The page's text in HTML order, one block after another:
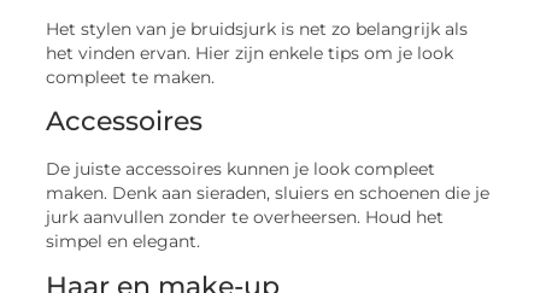
Het stylen van je bruidsjurk is net zo belangrijk als
het vinden ervan. Hier zijn enkele tips om je look
compleet te maken.
Accessoires
De juiste accessoires kunnen je look compleet
maken. Denk aan sieraden, sluiers en schoenen die je
jurk aanvullen zonder te overheersen. Houd het
simpel en elegant.
Haar en make-up